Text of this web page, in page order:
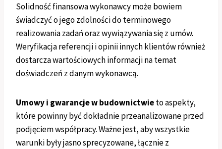
Solidność finansowa wykonawcy może bowiem
świadczyć o jego zdolności do terminowego
realizowania zadań oraz wywiązywania się z umów.
Weryfikacja referencji i opinii innych klientów również
dostarcza wartościowych informacji na temat
doświadczeń z danym wykonawcą.
Umowy i gwarancje w budownictwieto aspekty,
które powinny być dokładnie przeanalizowane przed
podjęciem współpracy. Ważne jest, aby wszystkie
warunki były jasno sprecyzowane, łącznie z